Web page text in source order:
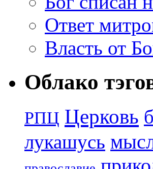
Ответ
Власть от
Облако
РПЦ Церковь
лукашусь